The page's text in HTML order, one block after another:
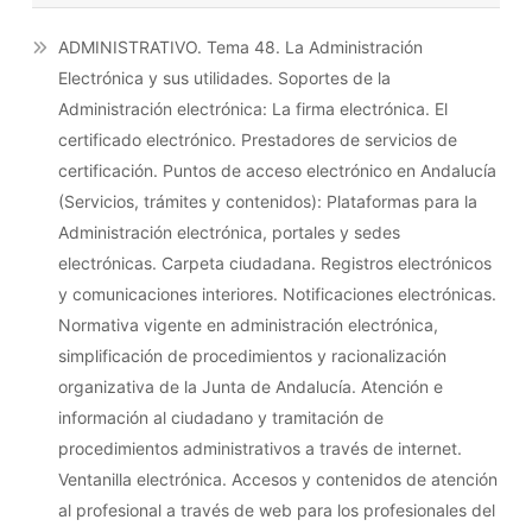
ADMINISTRATIVO. Tema 48. La Administración
Electrónica y sus utilidades. Soportes de la
Administración electrónica: La firma electrónica. El
certificado electrónico. Prestadores de servicios de
certificación. Puntos de acceso electrónico en Andalucía
(Servicios, trámites y contenidos): Plataformas para la
Administración electrónica, portales y sedes
electrónicas. Carpeta ciudadana. Registros electrónicos
y comunicaciones interiores. Notificaciones electrónicas.
Normativa vigente en administración electrónica,
simplificación de procedimientos y racionalización
organizativa de la Junta de Andalucía. Atención e
información al ciudadano y tramitación de
procedimientos administrativos a través de internet.
Ventanilla electrónica. Accesos y contenidos de atención
al profesional a través de web para los profesionales del